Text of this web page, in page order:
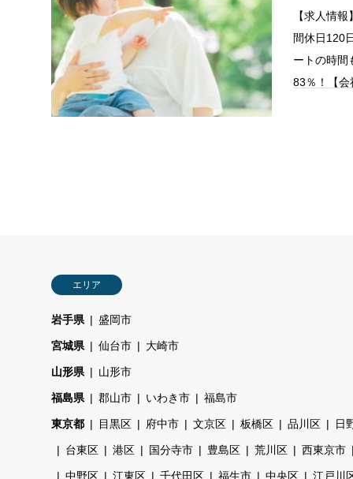
【求人情
間休日120
ートの時間
83％！【
エリア
岩手県 盛岡市
宮城県 仙台市 大崎市
山形県 山形市
福島県 郡山市 いわき市 福島市
東京都 目黒区 府中市 文京区 板橋区 品川区 日
台東区 港区 国分寺市 豊島区 荒川区 西東京市
中野区 江東区 千代田区 福生市 中央区 江戸川